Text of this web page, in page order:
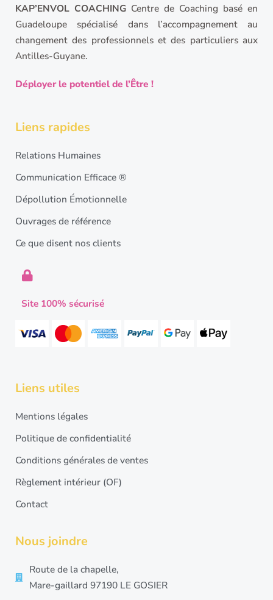
KAP’ENVOL COACHING Centre de Coaching basé en
Guadeloupe spécialisé dans l’accompagnement au
changement des professionnels et des particuliers aux
Antilles-Guyane.
Déployer le potentiel de l’Être !
Liens rapides
Relations Humaines
Communication Efficace ®
Dépollution Émotionnelle
Ouvrages de référence
Ce que disent nos clients
Site 100% sécurisé
Liens utiles
Mentions légales
Politique de confidentialité
Conditions générales de ventes
Règlement intérieur (OF)
Contact
Nous joindre
Route de la chapelle,
Mare-gaillard 97190 LE GOSIER